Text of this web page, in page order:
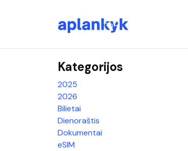
Kategorijos
2025
2026
Bilietai
Dienoraštis
Dokumentai
eSIM